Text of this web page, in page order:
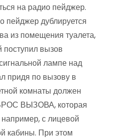
на радио пейджер.
пейджер дублируется
из помещения туалета,
поступил вызов
лампе над
придя по вызову в
комнаты должен
ВЫЗОВА, которая
с лицевой
кабины. При этом